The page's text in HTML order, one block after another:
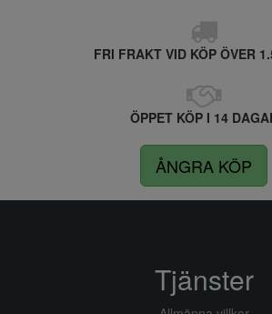
FRI FRAKT VID KÖP ÖVER
ÖPPET KÖP I 14
ÅNGRA KÖP
Tjänster